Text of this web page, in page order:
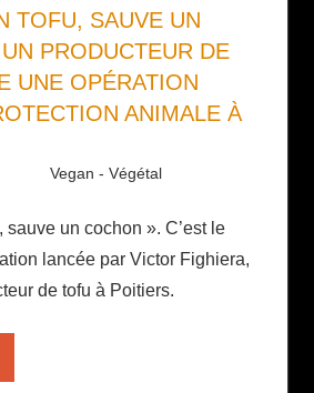
TOFU, SAUVE UN
PRODUCTEUR DE
UNE OPÉRATION
ANIMALE À
Daniel
Vegan - Végétal
sauve un cochon ». C’est le
lancée par Victor Fighiera,
de tofu à Poitiers.